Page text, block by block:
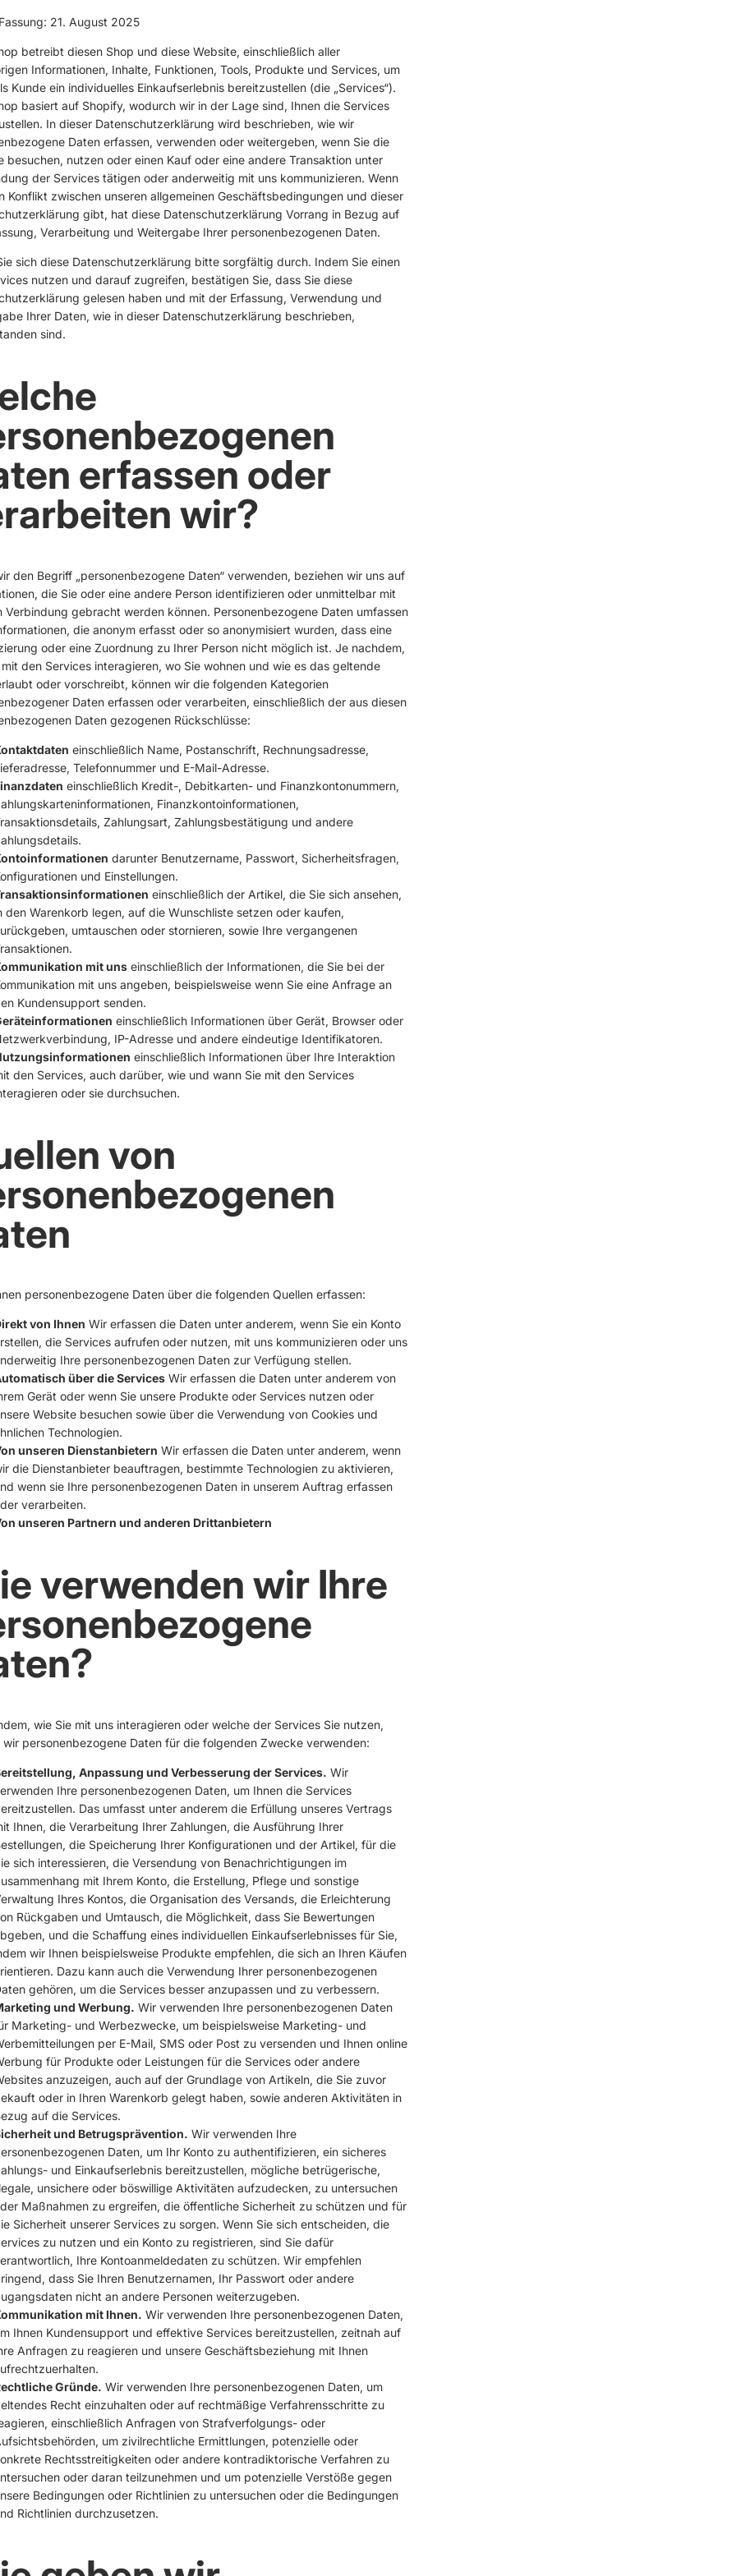
21. August 2025
betreibt diesen Shop und diese Website, einschließlich aller
Informationen, Inhalte, Funktionen, Tools, Produkte und Services, um
Kunde ein individuelles Einkaufserlebnis bereitzustellen (die „Services“).
basiert auf Shopify, wodurch wir in der Lage sind, Ihnen die Services
In dieser Datenschutzerklärung wird beschrieben, wie wir
Daten erfassen, verwenden oder weitergeben, wenn Sie die
besuchen, nutzen oder einen Kauf oder eine andere Transaktion unter
der Services tätigen oder anderweitig mit uns kommunizieren. Wenn
Konflikt zwischen unseren allgemeinen Geschäftsbedingungen und dieser
gibt, hat diese Datenschutzerklärung Vorrang in Bezug auf
Verarbeitung und Weitergabe Ihrer personenbezogenen Daten.
sich diese Datenschutzerklärung bitte sorgfältig durch. Indem Sie einen
nutzen und darauf zugreifen, bestätigen Sie, dass Sie diese
gelesen haben und mit der Erfassung, Verwendung und
Ihrer Daten, wie in dieser Datenschutzerklärung beschrieben,
sind.
erfassen oder
wir?
den Begriff „personenbezogene Daten“ verwenden, beziehen wir uns auf
die Sie oder eine andere Person identifizieren oder unmittelbar mit
Verbindung gebracht werden können. Personenbezogene Daten umfassen
die anonym erfasst oder so anonymisiert wurden, dass eine
oder eine Zuordnung zu Ihrer Person nicht möglich ist. Je nachdem,
den Services interagieren, wo Sie wohnen und wie es das geltende
oder vorschreibt, können wir die folgenden Kategorien
Daten erfassen oder verarbeiten, einschließlich der aus diesen
Daten gezogenen Rückschlüsse:
einschließlich Name, Postanschrift, Rechnungsadresse,
Telefonnummer und E-Mail-Adresse.
einschließlich Kredit-, Debitkarten- und Finanzkontonummern,
Finanzkontoinformationen,
Zahlungsart, Zahlungsbestätigung und andere
darunter Benutzername, Passwort, Sicherheitsfragen,
und Einstellungen.
einschließlich der Artikel, die Sie sich ansehen,
den Warenkorb legen, auf die Wunschliste setzen oder kaufen,
umtauschen oder stornieren, sowie Ihre vergangenen
mit unseinschließlich der Informationen, die Sie bei der
mit uns angeben, beispielsweise wenn Sie eine Anfrage an
Kundensupport senden.
einschließlich Informationen über Gerät, Browser oder
IP-Adresse und andere eindeutige Identifikatoren.
einschließlich Informationen über Ihre Interaktion
den Services, auch darüber, wie und wann Sie mit den Services
oder sie durchsuchen.
von
personenbezogene Daten über die folgenden Quellen erfassen:
von Ihnen Wir erfassen die Daten unter anderem, wenn Sie ein Konto
die Services aufrufen oder nutzen, mit uns kommunizieren oder uns
Ihre personenbezogenen Daten zur Verfügung stellen.
über die ServicesWir erfassen die Daten unter anderem von
Gerät oder wenn Sie unsere Produkte oder Services nutzen oder
Website besuchen sowie über die Verwendung von Cookies und
Technologien.
unseren Dienstanbietern Wir erfassen die Daten unter anderem, wenn
die Dienstanbieter beauftragen, bestimmte Technologien zu aktivieren,
wenn sie Ihre personenbezogenen Daten in unserem Auftrag erfassen
verarbeiten.
unseren Partnern und anderen Drittanbietern
verwenden wir Ihre
wie Sie mit uns interagieren oder welche der Services Sie nutzen,
wir personenbezogene Daten für die folgenden Zwecke verwenden:
Anpassung und Verbesserung der Services. Wir
Ihre personenbezogenen Daten, um Ihnen die Services
Das umfasst unter anderem die Erfüllung unseres Vertrags
Ihnen, die Verarbeitung Ihrer Zahlungen, die Ausführung Ihrer
die Speicherung Ihrer Konfigurationen und der Artikel, für die
sich interessieren, die Versendung von Benachrichtigungen im
mit Ihrem Konto, die Erstellung, Pflege und sonstige
Ihres Kontos, die Organisation des Versands, die Erleichterung
Rückgaben und Umtausch, die Möglichkeit, dass Sie Bewertungen
und die Schaffung eines individuellen Einkaufserlebnisses für Sie,
wir Ihnen beispielsweise Produkte empfehlen, die sich an Ihren Käufen
Dazu kann auch die Verwendung Ihrer personenbezogenen
gehören, um die Services besser anzupassen und zu verbessern.
und Werbung. Wir verwenden Ihre personenbezogenen Daten
Marketing- und Werbezwecke, um beispielsweise Marketing- und
per E-Mail, SMS oder Post zu versenden und Ihnen online
für Produkte oder Leistungen für die Services oder andere
anzuzeigen, auch auf der Grundlage von Artikeln, die Sie zuvor
oder in Ihren Warenkorb gelegt haben, sowie anderen Aktivitäten in
auf die Services.
und Betrugsprävention. Wir verwenden Ihre
Daten, um Ihr Konto zu authentifizieren, ein sicheres
und Einkaufserlebnis bereitzustellen, mögliche betrügerische,
unsichere oder böswillige Aktivitäten aufzudecken, zu untersuchen
Maßnahmen zu ergreifen, die öffentliche Sicherheit zu schützen und für
Sicherheit unserer Services zu sorgen. Wenn Sie sich entscheiden, die
zu nutzen und ein Konto zu registrieren, sind Sie dafür
Ihre Kontoanmeldedaten zu schützen. Wir empfehlen
dass Sie Ihren Benutzernamen, Ihr Passwort oder andere
nicht an andere Personen weiterzugeben.
mit Ihnen. Wir verwenden Ihre personenbezogenen Daten,
Ihnen Kundensupport und effektive Services bereitzustellen, zeitnah auf
Anfragen zu reagieren und unsere Geschäftsbeziehung mit Ihnen
Gründe. Wir verwenden Ihre personenbezogenen Daten, um
Recht einzuhalten oder auf rechtmäßige Verfahrensschritte zu
einschließlich Anfragen von Strafverfolgungs- oder
um zivilrechtliche Ermittlungen, potenzielle oder
Rechtsstreitigkeiten oder andere kontradiktorische Verfahren zu
oder daran teilzunehmen und um potenzielle Verstöße gegen
Bedingungen oder Richtlinien zu untersuchen oder die Bedingungen
Richtlinien durchzusetzen.